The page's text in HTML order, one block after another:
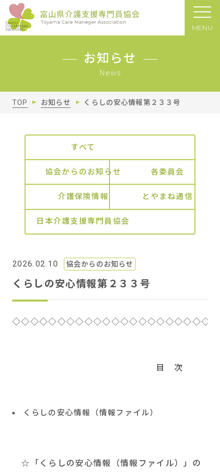
MENU
お知らせ
News
TOP お知らせ くらしの安心情報第２３３号
すべて
協会からのお知らせ 各委員会
介護保険情報 とやまね通信
日本介護支援専門員協会
2026.02.10 協会からのお知らせ
くらしの安心情報第２３３号
目 次
くらしの安心情報（情報ファイル）
☆「くらしの安心情報（情報ファイル）」の